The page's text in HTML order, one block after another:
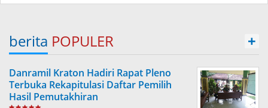
berita POPULER +
Danramil Kraton Hadiri Rapat Pleno
Terbuka Rekapitulasi Daftar Pemilih
Hasil Pemutakhiran